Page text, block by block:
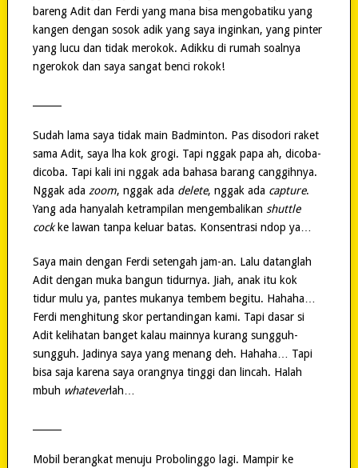
bareng Adit dan Ferdi yang mana bisa mengobatiku yang
kangen dengan sosok adik yang saya inginkan, yang pinter
yang lucu dan tidak merokok. Adikku di rumah soalnya
ngerokok dan saya sangat benci rokok!
Sudah lama saya tidak main Badminton. Pas disodori raket
sama Adit, saya lha kok grogi. Tapi nggak papa ah, dicoba-
dicoba. Tapi kali ini nggak ada bahasa barang canggihnya.
Nggak ada zoom, nggak ada delete, nggak ada capture.
Yang ada hanyalah ketrampilan mengembalikan shuttle
cockke lawan tanpa keluar batas. Konsentrasi ndop ya…
Saya main dengan Ferdi setengah jam-an. Lalu datanglah
Adit dengan muka bangun tidurnya. Jiah, anak itu kok
tidur mulu ya, pantes mukanya tembem begitu. Hahaha…
Ferdi menghitung skor pertandingan kami. Tapi dasar si
Adit kelihatan banget kalau mainnya kurang sungguh-
sungguh. Jadinya saya yang menang deh. Hahaha… Tapi
bisa saja karena saya orangnya tinggi dan lincah. Halah
mbuh whateverlah…
Mobil berangkat menuju Probolinggo lagi. Mampir ke